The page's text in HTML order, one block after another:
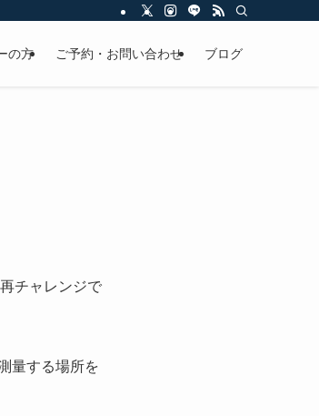
の方 ご予約・お問い合わせ ブログ
チャレンジで
量する場所を